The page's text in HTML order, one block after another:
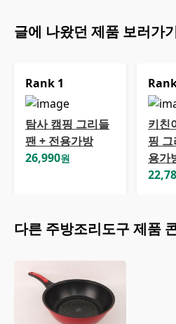
글에 나왔던 제품 보러가
Rank 1
탐사 캠핑 그리들
팬 + 전용가방
26,990원
키친
핑
용가
다른 주방조리도구제품